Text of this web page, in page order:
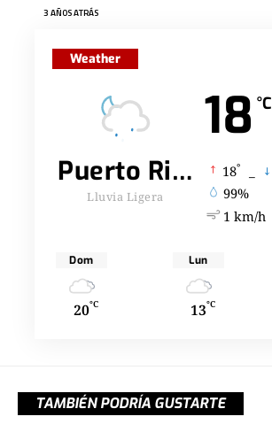
3 AÑOS ATRÁS
Weather
18 °C
Puerto Rico
Lluvia Ligera
18°
99%
1 km/h
Dom
20°C
Lun
13°C
TAMBIÉN PODRÍA GUSTARTE